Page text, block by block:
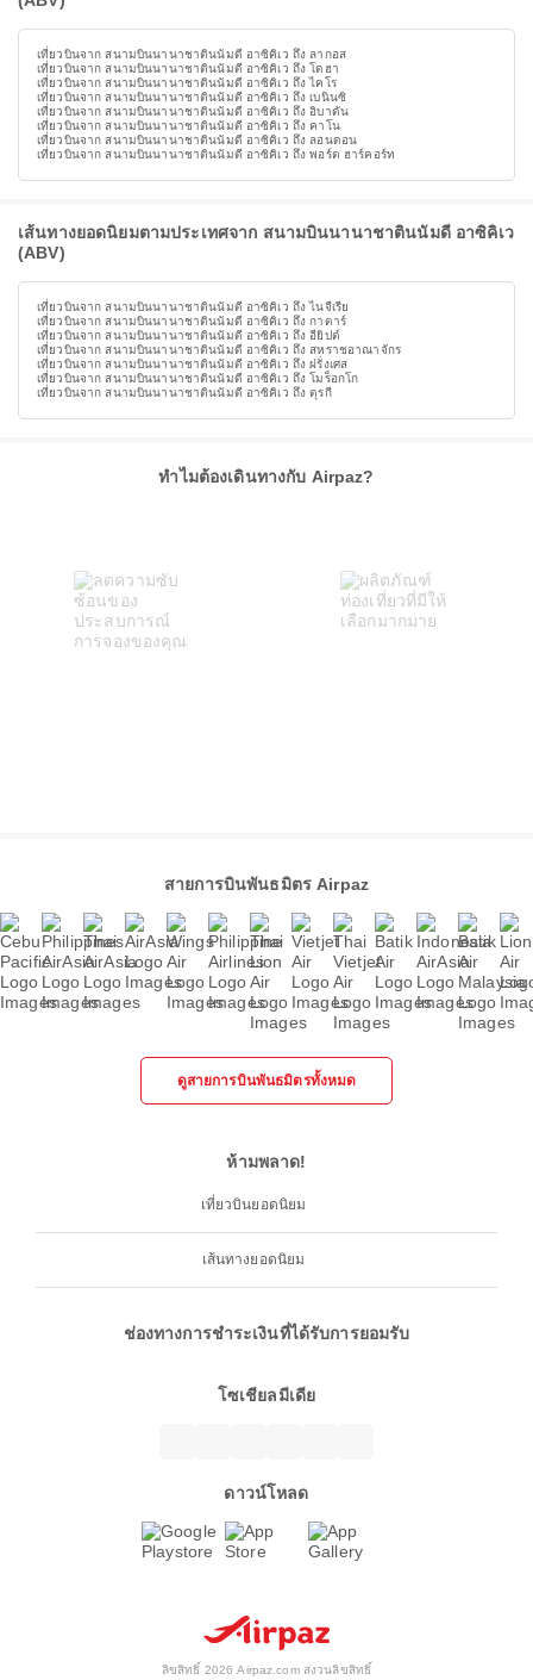
เที่ยวบินจาก สนามบินนานาชาตินนัมดี อาซิคิเว ถึง ลากอส
เที่ยวบินจาก สนามบินนานาชาตินนัมดี อาซิคิเว ถึง โดฮา
เที่ยวบินจาก สนามบินนานาชาตินนัมดี อาซิคิเว ถึง ไคโร
เที่ยวบินจาก สนามบินนานาชาตินนัมดี อาซิคิเว ถึง เบนินซิ
เที่ยวบินจาก สนามบินนานาชาตินนัมดี อาซิคิเว ถึง อิบาดัน
เที่ยวบินจาก สนามบินนานาชาตินนัมดี อาซิคิเว ถึง คาโน
เที่ยวบินจาก สนามบินนานาชาตินนัมดี อาซิคิเว ถึง ลอนดอน
เที่ยวบินจาก สนามบินนานาชาตินนัมดี อาซิคิเว ถึง พอร์ต ฮาร์คอร์ท
เส้นทางยอดนิยมตามประเทศจาก สนามบินนานาชาตินนัมดี อาซิคิเว
(ABV)
เที่ยวบินจาก สนามบินนานาชาตินนัมดี อาซิคิเว ถึง ไนจีเรีย
เที่ยวบินจาก สนามบินนานาชาตินนัมดี อาซิคิเว ถึง กาตาร์
เที่ยวบินจาก สนามบินนานาชาตินนัมดี อาซิคิเว ถึง อียิปต์
เที่ยวบินจาก สนามบินนานาชาตินนัมดี อาซิคิเว ถึง สหราชอาณาจักร
เที่ยวบินจาก สนามบินนานาชาตินนัมดี อาซิคิเว ถึง ฝรั่งเศส
เที่ยวบินจาก สนามบินนานาชาตินนัมดี อาซิคิเว ถึง โมร็อกโก
เที่ยวบินจาก สนามบินนานาชาตินนัมดี อาซิคิเว ถึง ตุรกี
ทำไมต้องเดินทางกับ Airpaz?
สายการบินพันธมิตร Airpaz
ดูสายการบินพันธมิตรทั้งหมด
ห้ามพลาด!
เที่ยวบินยอดนิยม
เส้นทางยอดนิยม
ช่องทางการชำระเงินที่ได้รับการยอมรับ
โซเชียลมีเดีย
ดาวน์โหลด
ลิขสิทธิ์ 2026 Airpaz.com สงวนลิขสิทธิ์